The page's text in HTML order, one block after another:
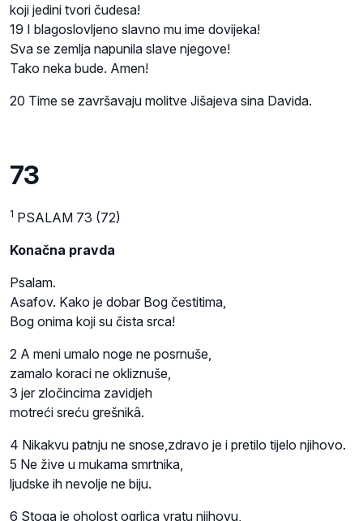
koji jedini tvori čudesa!
19 I blagoslovljeno slavno mu ime dovijeka!
Sva se zemlja napunila slave njegove!
Tako neka bude. Amen!
20 Time se završavaju molitve Jišajeva sina Davida.
73
1 PSALAM 73 (72)
Konačna pravda
Psalam.
Asafov. Kako je dobar Bog čestitima,
Bog onima koji su čista srca!
2 A meni umalo noge ne posrnuše,
zamalo koraci ne okliznuše,
3 jer zločincima zavidjeh
motreći sreću grešnikâ.
4 Nikakvu patnju ne snose,zdravo je i pretilo tijelo njihovo.
5 Ne žive u mukama smrtnika,
ljudske ih nevolje ne biju.
6 Stoga je oholost ogrlica vratu njihovu,